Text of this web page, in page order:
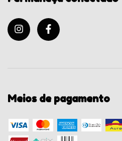
Meios de pagamento